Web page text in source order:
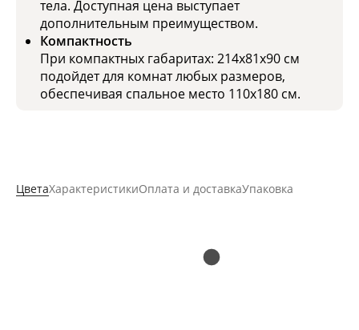
тела. Доступная цена выступает
дополнительным преимуществом.
Компактность
При компактных габаритах: 214х81х90 см
подойдет для комнат любых размеров,
обеспечивая спальное место 110х180 см.
ЦветаХарактеристикиОплата и доставкаУпаковка